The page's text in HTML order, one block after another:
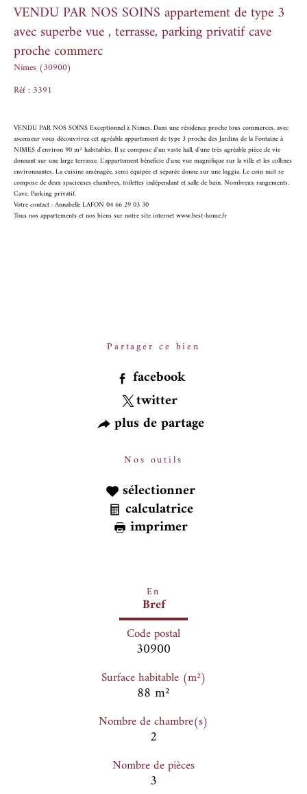
VENDU PAR NOS SOINS appartement de type 3
avec superbe vue , terrasse, parking privatif cave
proche commerc
Nîmes (30900)
Réf : 3391
VENDU PAR NOS SOINS Exceptionnel à Nîmes. Dans une résidence proche tous commerces, avec
ascenseur vous découvrirez cet agréable appartement de type 3 proche des Jardins de la Fontaine à
NIMES d'environ 90 m² habitables. Il se compose d'un vaste hall, d'une très agréable pièce de vie
donnant sur une large terrasse. L'appartement béneficie d'une vue magnifique sur la ville et les collines
environnantes. La cuisine aménagée, semi équipée et séparée donne sur une loggia. Le coin nuit se
compose de deux spacieuses chambres, toilettes indépendant et salle de bain. Nombreux rangements.
Cave. Parking privatif.
Votre contact : Annabelle LAFON 04 66 29 03 30
Tous nos appartements et nos biens sur notre site internet www.best-home.fr
En
Bref
Code postal
30900
Surface habitable (m²)
88 m²
Nombre de chambre(s)
2
Nombre de pièces
3
Partager ce bien
facebook
twitter
plus de partage
Nos outils
sélectionner
calculatrice
imprimer